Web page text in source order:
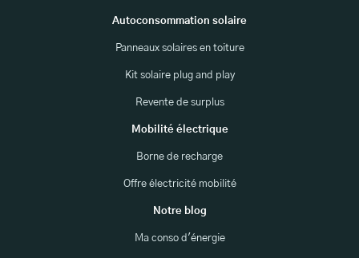
Autoconsommation solaire
Panneaux solaires en toiture
Kit solaire plug and play
Revente de surplus
Mobilité électrique
Borne de recharge
Offre électricité mobilité
Notre blog
Ma conso d'énergie